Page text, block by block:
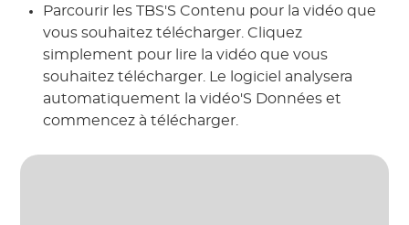
Parcourir les TBS'S Contenu pour la vidéo que
vous souhaitez télécharger. Cliquez
simplement pour lire la vidéo que vous
souhaitez télécharger. Le logiciel analysera
automatiquement la vidéo'S Données et
commencez à télécharger.